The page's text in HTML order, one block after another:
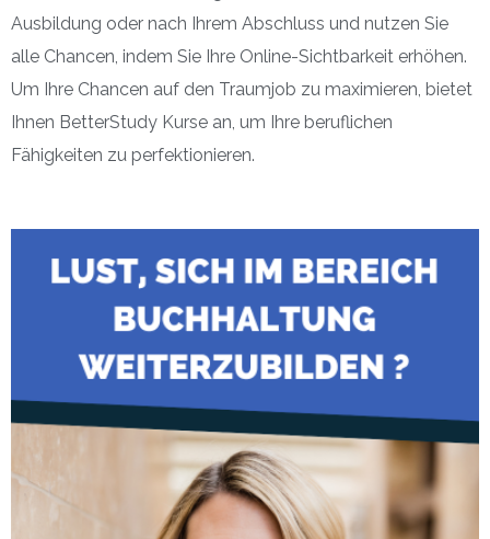
Ausbildung oder nach Ihrem Abschluss und nutzen Sie
alle Chancen, indem Sie Ihre Online-Sichtbarkeit erhöhen.
Um Ihre Chancen auf den Traumjob zu maximieren, bietet
Ihnen BetterStudy Kurse an, um Ihre beruflichen
Fähigkeiten zu perfektionieren.